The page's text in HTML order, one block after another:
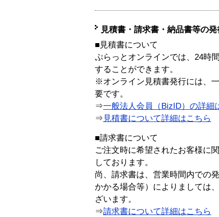
見積書・請求書・納品書等の
■見積書について
ぷらっとオンラインでは、24時
することができます。
※オンライン見積書発行には、
要です。
⇒一般法人会員（BizID）の詳細
⇒ 見積書について詳細はこちら
■請求書について
ご注文時に希望されたお客様に
しております。
尚、請求書は、営業時間内での
かかる場合等）によりましては
ざいます。
⇒請求書について詳細はこちら